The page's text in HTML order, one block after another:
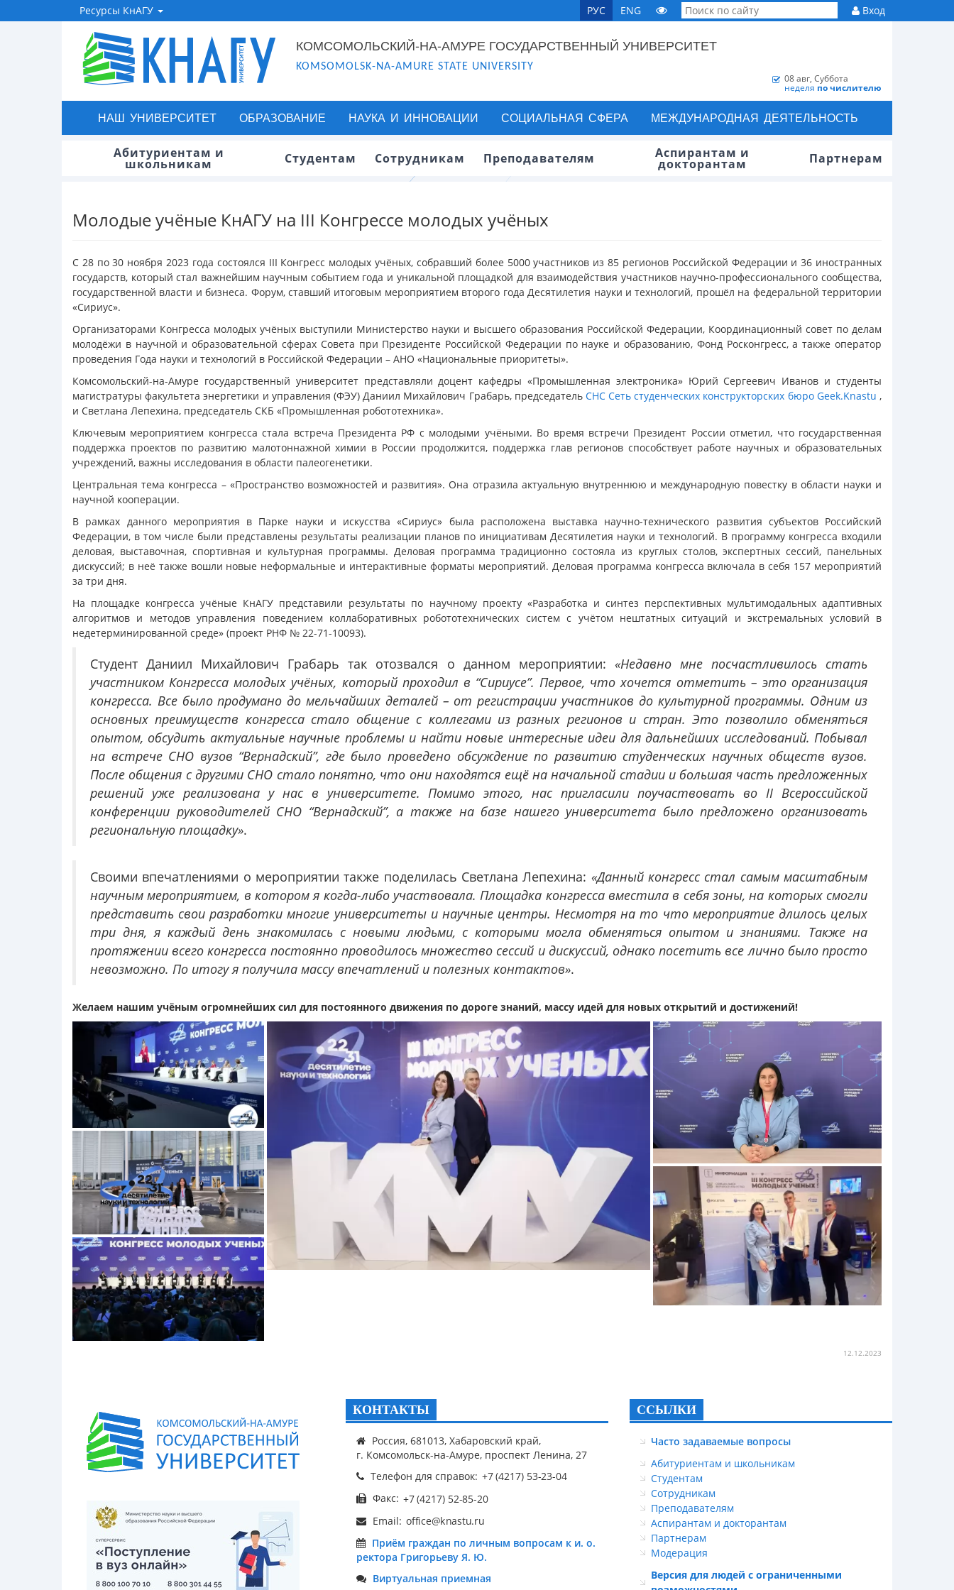
Ресурсы КнАГУ РУС ENG Вход
КОМСОМОЛЬСКИЙ-НА-АМУРЕ ГОСУДАРСТВЕННЫЙ УНИВЕРСИТЕТ
KOMSOMOLSK-NA-AMURE STATE UNIVERSITY
08 авг, Суббота
неделя по числителю
НАШ УНИВЕРСИТЕТ ОБРАЗОВАНИЕ НАУКА И ИННОВАЦИИ СОЦИАЛЬНАЯ СФЕРА МЕЖДУНАРОДНАЯ ДЕЯТЕЛЬНОСТЬ
Абитуриентам и
школьникам Студентам Сотрудникам Преподавателям Аспирантам и
докторантам Партнерам
Молодые учёные КнАГУ на III Конгрессе молодых учёных
С 28 по 30 ноября 2023 года состоялся III Конгресс молодых учёных, собравший более 5000 участников из 85 регионов Российской Федерации и 36 иностранных
государств, который стал важнейшим научным событием года и уникальной площадкой для взаимодействия участников научно-профессионального сообщества,
государственной власти и бизнеса. Форум, ставший итоговым мероприятием второго года Десятилетия науки и технологий, прошёл на федеральной территории
«Сириус».
Организаторами Конгресса молодых учёных выступили Министерство науки и высшего образования Российской Федерации, Координационный совет по делам
молодёжи в научной и образовательной сферах Совета при Президенте Российской Федерации по науке и образованию, Фонд Росконгресс, а также оператор
проведения Года науки и технологий в Российской Федерации – АНО «Национальные приоритеты».
Комсомольский-на-Амуре государственный университет представляли доцент кафедры «Промышленная электроника» Юрий Сергеевич Иванов и студенты
магистратуры факультета энергетики и управления (ФЭУ) Даниил Михайлович Грабарь, председатель СНС Сеть студенческих конструкторских бюро Geek.Knastu ,
и Светлана Лепехина, председатель СКБ «Промышленная робототехника».
Ключевым мероприятием конгресса стала встреча Президента РФ с молодыми учёными. Во время встречи Президент России отметил, что государственная
поддержка проектов по развитию малотоннажной химии в России продолжится, поддержка глав регионов способствует работе научных и образовательных
учреждений, важны исследования в области палеогенетики.
Центральная тема конгресса – «Пространство возможностей и развития». Она отразила актуальную внутреннюю и международную повестку в области науки и
научной кооперации.
В рамках данного мероприятия в Парке науки и искусства «Сириус» была расположена выставка научно-технического развития субъектов Российский
Федерации, в том числе были представлены результаты реализации планов по инициативам Десятилетия науки и технологий. В программу конгресса входили
деловая, выставочная, спортивная и культурная программы. Деловая программа традиционно состояла из круглых столов, экспертных сессий, панельных
дискуссий; в неё также вошли новые неформальные и интерактивные форматы мероприятий. Деловая программа конгресса включала в себя 157 мероприятий
за три дня.
На площадке конгресса учёные КнАГУ представили результаты по научному проекту «Разработка и синтез перспективных мультимодальных адаптивных
алгоритмов и методов управления поведением коллаборативных робототехнических систем с учётом нештатных ситуаций и экстремальных условий в
недетерминированной среде» (проект РНФ № 22-71-10093).
Студент Даниил Михайлович Грабарь так отозвался о данном мероприятии: «Недавно мне посчастливилось стать
участником Конгресса молодых учёных, который проходил в “Сириусе”. Первое, что хочется отметить – это организация
конгресса. Все было продумано до мельчайших деталей – от регистрации участников до культурной программы. Одним из
основных преимуществ конгресса стало общение с коллегами из разных регионов и стран. Это позволило обменяться
опытом, обсудить актуальные научные проблемы и найти новые интересные идеи для дальнейших исследований. Побывал
на встрече СНО вузов “Вернадский”, где было проведено обсуждение по развитию студенческих научных обществ вузов.
После общения с другими СНО стало понятно, что они находятся ещё на начальной стадии и большая часть предложенных
решений уже реализована у нас в университете. Помимо этого, нас пригласили поучаствовать во II Всероссийской
конференции руководителей СНО “Вернадский”, а также на базе нашего университета было предложено организовать
региональную площадку».
Своими впечатлениями о мероприятии также поделилась Светлана Лепехина: «Данный конгресс стал самым масштабным
научным мероприятием, в котором я когда-либо участвовала. Площадка конгресса вместила в себя зоны, на которых смогли
представить свои разработки многие университеты и научные центры. Несмотря на то что мероприятие длилось целых
три дня, я каждый день знакомилась с новыми людьми, с которыми могла обменяться опытом и знаниями. Также на
протяжении всего конгресса постоянно проводилось множество сессий и дискуссий, однако посетить все лично было просто
невозможно. По итогу я получила массу впечатлений и полезных контактов».
Желаем нашим учёным огромнейших сил для постоянного движения по дороге знаний, массу идей для новых открытий и достижений!
12.12.2023
КОНТАКТЫ
Россия, 681013, Хабаровский край,
г. Комсомольск-на-Амуре, проспект Ленина, 27
Телефон для справок:
Факс:
Email:
Приём граждан по личным вопросам к и. о.
ректора Григорьеву Я. Ю.
Виртуальная приемная
ССЫЛКИ
Часто задаваемые вопросы
Абитуриентам и школьникам
Студентам
Сотрудникам
Преподавателям
Аспирантам и докторантам
Партнерам
Модерация
Версия для людей с ограниченными